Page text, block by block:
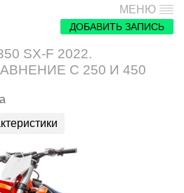
МЕНЮ
ДОБАВИТЬ ЗАПИСЬ
SX-F 2022.
С 250 И 450